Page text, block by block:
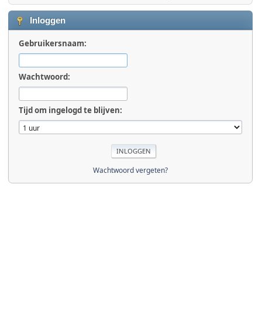
Inloggen
Gebruikersnaam:
Wachtwoord:
Tijd om ingelogd te blijven:
Wachtwoord vergeten?